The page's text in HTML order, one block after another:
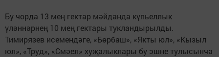
Бу чорда 13 мең гектар мәйданда күпьеллык
үләннәрнең 10 мең гектары тукландырылды.
Тимирязев исемендәге, «Бөрбаш», «Якты юл», «Кызыл
юл», «Труд», «Смәел» хуҗалыклары бу эшне тулысынча